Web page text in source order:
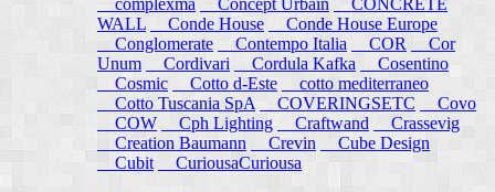
complexma
Concept Urbain
CONCRETE
WALL
Conde House
Conde House Europe
Conglomerate
Contempo Italia COR
Cor
Unum
Cordivari Cordula Kafka
Cosentino
Cosmic
Cotto d-Este
cotto mediterraneo
Cotto Tuscania SpA
COVERINGSETC
Covo
COW
Cph Lighting Craftwand
Crassevig
Creation Baumann
Crevin
Cube Design
Cubit
CuriousaCuriousa